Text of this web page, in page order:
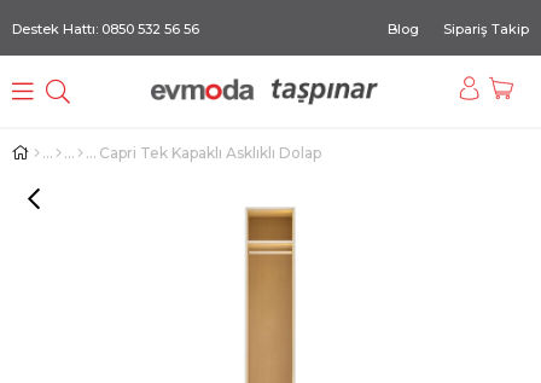
Destek Hattı: 0850 532 56 56 Blog Sipariş Takip
Capri Tek Kapaklı Asklıklı Dolap